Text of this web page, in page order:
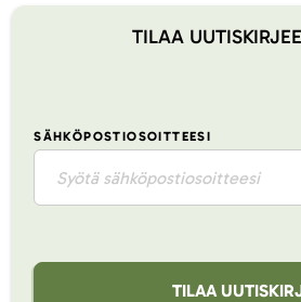
TILAA
SÄHKÖPOSTIOSOITTEESI
TILAA